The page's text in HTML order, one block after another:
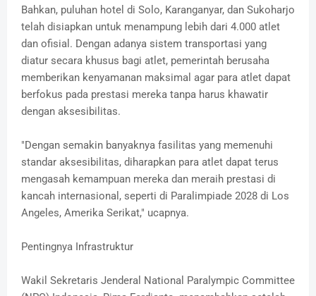
Bahkan, puluhan hotel di Solo, Karanganyar, dan Sukoharjo
telah disiapkan untuk menampung lebih dari 4.000 atlet
dan ofisial. Dengan adanya sistem transportasi yang
diatur secara khusus bagi atlet, pemerintah berusaha
memberikan kenyamanan maksimal agar para atlet dapat
berfokus pada prestasi mereka tanpa harus khawatir
dengan aksesibilitas.
"Dengan semakin banyaknya fasilitas yang memenuhi
standar aksesibilitas, diharapkan para atlet dapat terus
mengasah kemampuan mereka dan meraih prestasi di
kancah internasional, seperti di Paralimpiade 2028 di Los
Angeles, Amerika Serikat," ucapnya.
Pentingnya Infrastruktur
Wakil Sekretaris Jenderal National Paralympic Committee